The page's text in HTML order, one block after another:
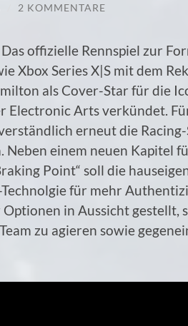
2 KOMMENTARE
offizielle Rennspiel zur
Xbox Series X|S mit dem
als Cover-Star für die
Electronic Arts verkündet.
erneut die
einem neuen Kapitel
Point“ soll die
für mehr
in Aussicht gestellt,
zu agieren sowie